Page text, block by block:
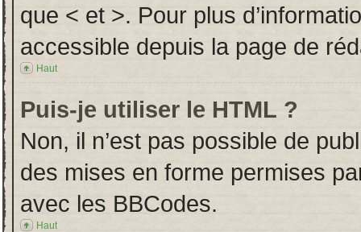
que < et >. Pour plus
accessible depuis la page de
Haut
Puis-je utiliser le HTML ?
Non, il n’est pas possible de
des mises en forme permises
avec les BBCodes.
Haut